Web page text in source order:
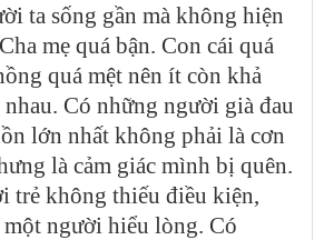
ta sống gần mà không hiện
mẹ quá bận. Con cái quá
quá mệt nên ít còn khả
Có những người già đau
lớn nhất không phải là cơn
là cảm giác mình bị quên.
trẻ không thiếu điều kiện,
người hiểu lòng. Có